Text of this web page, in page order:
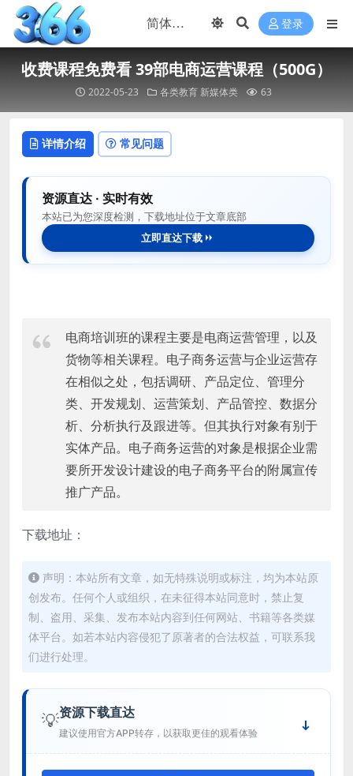
登录
收费课程免费看 39部电商运营课程（500G）
2022-05-23 各类教育 新媒体类 63
详情介绍 常见问题
资源直达 · 实时有效
本站已为您深度检测，下载地址位于文章底部
立即直达下载
电商培训班的课程主要是电商运营管理，以及
货物等相关课程。电子商务运营与企业运营存
在相似之处，包括调研、产品定位、管理分
类、开发规划、运营策划、产品管控、数据分
析、分析执行及跟进等。但其执行对象有别于
实体产品。电子商务运营的对象是根据企业需
要所开发设计建设的电子商务平台的附属宣传
推广产品。
下载地址：
声明：本站所有文章，如无特殊说明或标注，均为本站原
创发布。任何个人或组织，在未征得本站同意时，禁止复
制、盗用、采集、发布本站内容到任何网站、书籍等各类媒
体平台。如若本站内容侵犯了原著者的合法权益，可联系我
们进行处理。
💡资源下载直达
建议使用官方APP转存，以获取更佳的观看体验